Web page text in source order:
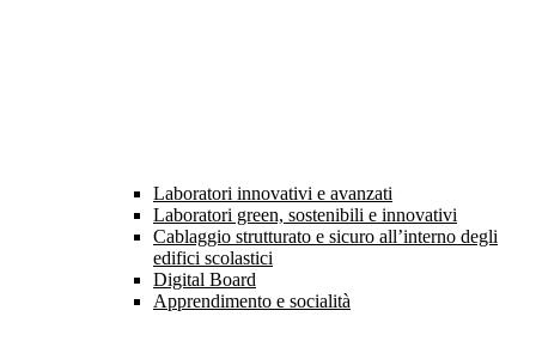
Laboratori innovativi e avanzati
Laboratori green, sostenibili e innovativi
Cablaggio strutturato e sicuro all’interno degli
edifici scolastici
Digital Board
Apprendimento e socialità